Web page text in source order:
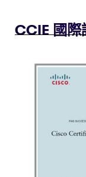
CCIE 國際